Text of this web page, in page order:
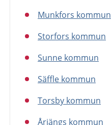
Munkfors kommun
Storfors kommun
Sunne kommun
Säffle kommun
Torsby kommun
Årjängs kommun